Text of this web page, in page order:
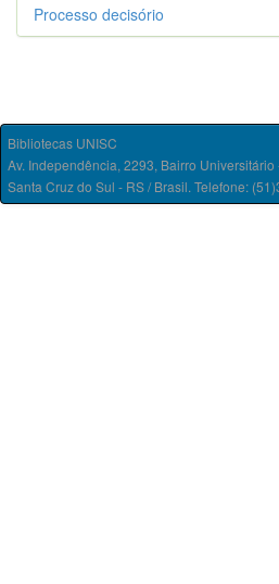
Processo decisório
Bibliotecas UNISC
Av. Independência, 2293, Bairro
Santa Cruz do Sul - RS / Brasil. Telefone: